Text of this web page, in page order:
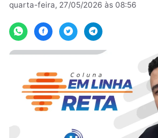
quarta-feira, 27/05/2026 às 08:56